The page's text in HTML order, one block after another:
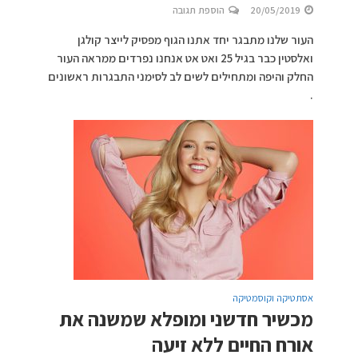
20/05/2019 הוספת תגובה
העור שלנו מתבגר יחד אתנו הגוף מפסיק לייצר קולגן
ואלסטין כבר בגיל 25 ואט אט אנחנו נפרדים ממראה העור
החלק והיפה ומתחילים לשים לב לסימני התבגרות ראשונים
.
אסתטיקה וקוסמטיקה
מכשיר חדשני ומופלא שמשנה את
אורח החיים ללא זיעה